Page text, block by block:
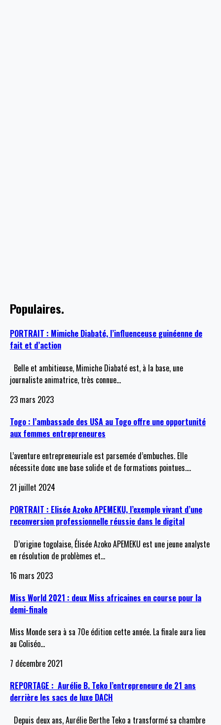
Populaires.
PORTRAIT : Mimiche Diabaté, l’influenceuse guinéenne de
fait et d’action
Belle et ambitieuse, Mimiche Diabaté est, à la base, une
journaliste animatrice, très connue…
23 mars 2023
Togo : l’ambassade des USA au Togo offre une opportunité
aux femmes entrepreneures
L’aventure entrepreneuriale est parsemée d’embuches. Elle
nécessite donc une base solide et de formations pointues.…
21 juillet 2024
PORTRAIT : Elisée Azoko APEMEKU, l’exemple vivant d’une
reconversion professionnelle réussie dans le digital
D’origine togolaise, Élisée Azoko APEMEKU est une jeune analyste
en résolution de problèmes et…
16 mars 2023
Miss World 2021 : deux Miss africaines en course pour la
demi-finale
Miss Monde sera à sa 70e édition cette année. La finale aura lieu
au Coliséo…
7 décembre 2021
REPORTAGE : Aurélie B. Teko l’entrepreneure de 21 ans
derrière les sacs de luxe DACH
Depuis deux ans, Aurélie Berthe Teko a transformé sa chambre